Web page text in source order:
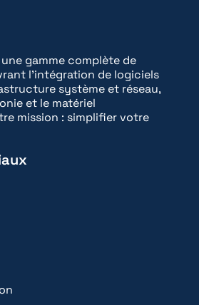
gamme complète de
l'intégration de logiciels
système et réseau,
et le matériel
mission : simplifier votre